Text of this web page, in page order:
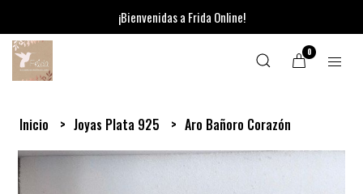
¡Bienvenidas a Frida Online!
0
Inicio Joyas Plata 925 Aro Bañoro Corazón